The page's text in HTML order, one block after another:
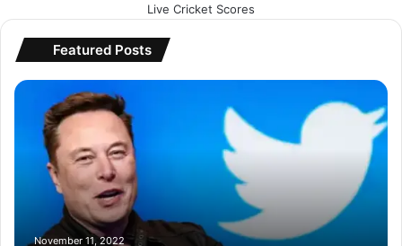
Live Cricket Scores
Featured Posts
ट्वि
November 11, 2022